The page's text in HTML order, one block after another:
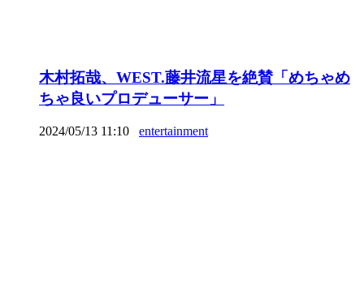
木村拓哉、WEST.藤井流星を絶賛「めちゃめ
ちゃ良いプロデューサー」
2024/05/13 11:10 entertainment